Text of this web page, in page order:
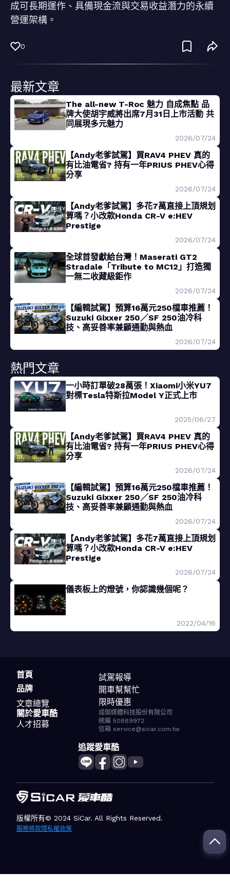
成可長期運作、具備現金流與交易收益潛力的永續
營運架構。
0
最新文章
The all-new T-Roc 魅力 自成焦點 品
牌大使胡宇威將出席7月31日上市活動 共
同展現多元魅力
2026/07/24
【Andy老爹試駕】買RAV4 PHEV 真的
有比油電省? 持有一年PRIUS PHEV心得
分享
2026/07/24
【Andy老爹試駕】多花7萬直接上頂規划
算嗎？小改款Honda CR-V e:HEV
Prestige
2026/07/24
全球首發獻給台灣！Maserati GT2
Stradale「Tribute to MC12」打造獨
一無二收藏級鉅作
2026/07/24
【編輯試駕】預算16萬元250檔車推薦！
Suzuki Gixxer 250／SF 250油冷科
技、高妥善率兼顧通勤與熱血
2026/07/24
熱門文章
一小時訂單破28萬張！Xiaomi小米YU7
對標Tesla特斯拉Model Y正式上市
2025/06/27
【Andy老爹試駕】買RAV4 PHEV 真的
有比油電省? 持有一年PRIUS PHEV心得
分享
2026/07/24
【編輯試駕】預算16萬元250檔車推薦！
Suzuki Gixxer 250／SF 250油冷科
技、高妥善率兼顧通勤與熱血
2026/07/24
【Andy老爹試駕】多花7萬直接上頂規划
算嗎？小改款Honda CR-V e:HEV
Prestige
2026/07/24
儀表板上的燈號，你認識幾個呢？
2022/04/16
首頁
品牌
文章總覽
試駕報導
開車幫幫忙
限時優惠
關於愛車酷
人才招募
成御媒體科技股份有限公司
統編 50889972
信箱 service@sicar.com.tw
追蹤愛車酷
版權所有© 2024 SiCar. All Rights Reserved.
服務條款隱私權政策